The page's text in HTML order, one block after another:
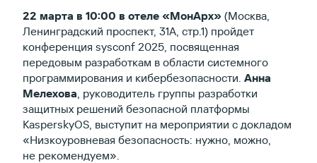
22 марта в 10:00 в отеле «МонАрх» (Москва,
Ленинградский проспект, 31А, стр.1) пройдет
конференция sysconf 2025, посвященная
передовым разработкам в области системного
программирования и кибербезопасности. Анна
Мелехова, руководитель группы разработки
защитных решений безопасной платформы
KasperskyOS, выступит на мероприятии с докладом
«Низкоуровневая безопасность: нужно, можно,
не рекомендуем».